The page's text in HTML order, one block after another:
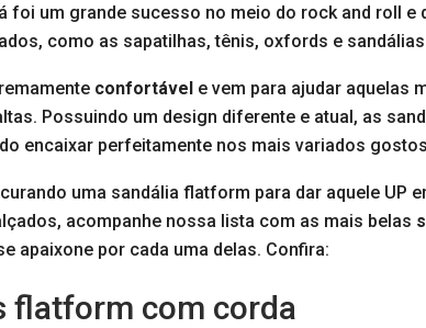
foi um grande sucesso no meio do rock and roll e
como as sapatilhas, tênis, oxfords e
confortável e vem para ajudar aquelas
Possuindo um design diferente e atual, as
encaixar perfeitamente nos mais variados
uma sandália flatform para dar aquele UP
acompanhe nossa lista com as mais belas
apaixone por cada uma delas. Confira:
flatform com corda